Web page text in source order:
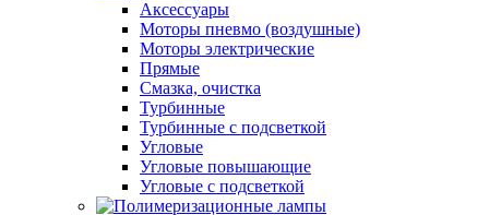
Аксессуары
Моторы пневмо (воздушные)
Моторы электрические
Прямые
Смазка, очистка
Турбинные
Турбинные с подсветкой
Угловые
Угловые повышающие
Угловые с подсветкой